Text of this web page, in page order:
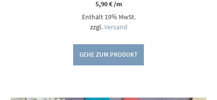
5,90€/m
Enthält 19% MwSt.
zzgl.Versand
GEHE ZUM PRODUKT